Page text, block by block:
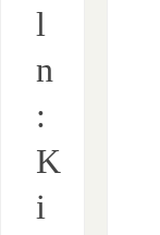
l
n
:
K
i